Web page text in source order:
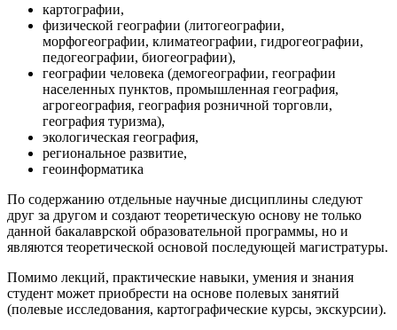
картографии,
физической географии (литогеографии,
морфогеографии, климатеографии, гидрогеографии,
педогеографии, биогеографии),
географии человека (демогеографии, географии
населенных пунктов, промышленная география,
агрогеография, география розничной торговли,
география туризма),
экологическая география,
региональное развитие,
геоинформатика
По содержанию отдельные научные дисциплины следуют
друг за другом и создают теоретическую основу не только
данной бакалаврской образовательной программы, но и
являются теоретической основой последующей магистратуры.
Помимо лекций, практические навыки, умения и знания
студент может приобрести на основе полевых занятий
(полевые исследования, картографические курсы, экскурсии).